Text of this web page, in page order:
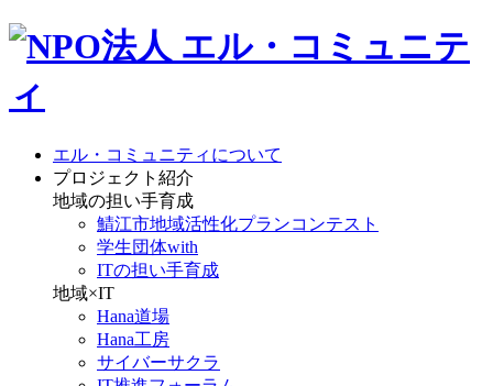
エル・コミュニティについて
プロジェクト紹介
地域の担い手育成
鯖江市地域活性化プランコンテスト
学生団体with
ITの担い手育成
地域×IT
Hana道場
Hana工房
サイバーサクラ